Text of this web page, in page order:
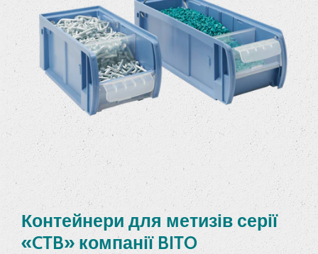
Контейнери для метизів серії
«CTB» компанії BITO